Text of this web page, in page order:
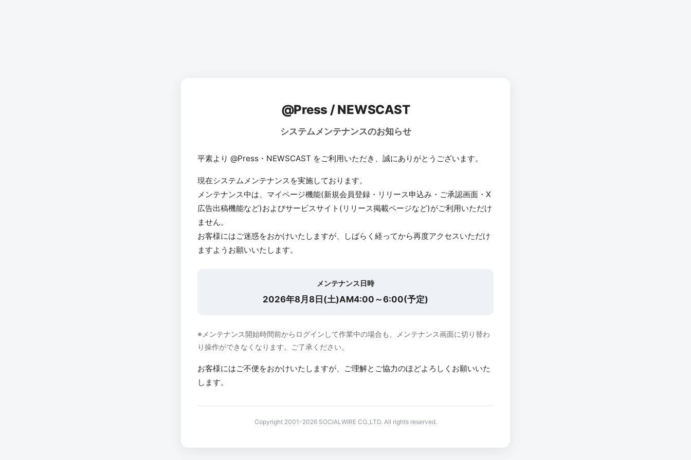
@Press / NEWSCAST
システムメンテナンスのお知らせ
平素より @Press・NEWSCAST をご利用いただき、誠にありがとうございます。
現在システムメンテナンスを実施しております。
メンテナンス中は、マイページ機能(新規会員登録・リリース申込み・ご承認画面・X
広告出稿機能など)およびサービスサイト(リリース掲載ページなど)がご利用いただけ
ません。
お客様にはご迷惑をおかけいたしますが、しばらく経ってから再度アクセスいただけ
ますようお願いいたします。
メンテナンス日時
2026年8月8日(土)AM4:00～6:00(予定)
※メンテナンス開始時間前からログインして作業中の場合も、メンテナンス画面に切り替わ
り操作ができなくなります。ご了承ください。
お客様にはご不便をおかけいたしますが、ご理解とご協力のほどよろしくお願いいた
します。
Copyright 2001-2026 SOCIALWIRE CO.,LTD. All rights reserved.